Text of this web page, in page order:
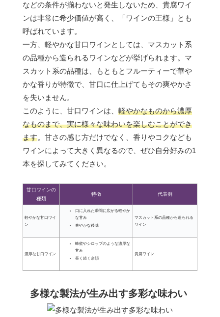
などの条件が揃わないと発生しないため、貴腐ワイ
ンは非常に希少価値が高く、「ワインの王様」とも
呼ばれています。
一方、軽やかな甘口ワインとしては、マスカット系
の品種から造られるワインなどが挙げられます。マ
スカット系の品種は、もともとフルーティーで華や
かな香りが特徴で、甘口に仕上げてもその爽やかさ
を失いません。
このように、甘口ワインは、 軽やかなものから濃厚
なものまで、実に様々な味わいを楽しむことができ
ます。甘さの感じ方だけでなく、香りやコクなども
ワインによって大きく異なるので、ぜひ自分好みの1
本を探してみてください。
甘口ワインの
種類
特徴 代表例
軽やかな甘口ワイ
ン
口に入れた瞬間に広がる軽やか
な甘み
爽やかな後味
マスカット系の品種から造られる
ワイン
濃厚な甘口ワイン
蜂蜜やシロップのような濃厚な
甘み
長く続く余韻
貴腐ワイン
多様な製法が生み出す多彩な味わい